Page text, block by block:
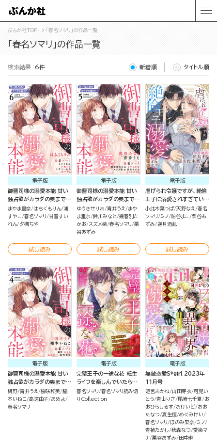
ぶんか社TOP 「春名ソマリ」の作品一覧
「春名ソマリ」の作品一覧
検索結果 6件 新着順 タイトル順
電子版
御曹司様の溺愛本能 甘い
独占欲がカラダの奥まで
（6）
まやま里奈 はちくもりん 浦
すやこ 春名ソマリ 甘音すい
れん 夕槻ちや
試し読み
電子版
御曹司様の溺愛本能 甘い
独占欲がカラダの奥まで
（5）
ゆうきせりあ 青井うえ
まや
ま里奈 鈴川みなと 幾春別た
かお スズメ柴 春名ソマリ 栗
谷あずみ
試し読み
電子版
虐げられ令嬢ですが、絶倫
王子に溺愛されすぎていま
す!?（※昼も夜も）アンソ
ロジー （2）
小此木葉っぱ 天野なえ
春名
ソマリ ミノ 粕谷まこ 栗谷あ
ずみ 逆月酒乱
試し読み
電子版
御曹司様の溺愛本能 甘い
独占欲がカラダの奥まで
（4）
網野 青井うえ 桜咲和美 稲
本いねこ 高遠由子 あめよ
春名ソマリ
電子版
完璧王子の一途な花 転生
ライフを楽しんでいたら、
いつの間にか愛されていま
した（単話版）
春名ソマリ 春名ソマリ読み切
りCollection
電子版
無敵恋愛S*girl 2023年
11月号
姫宮あかね 山田芽衣 可児い
とう 青山りさ 尾崎七千夏
お
おひらしるす
おけいど おお
たなつ 夏生恒 めぐみけい
春名ソマリ
ほのみ果奈 ミノ
青禎たかし 秋森なつ 愛染マ
ナ 栗谷あずみ 田中琳